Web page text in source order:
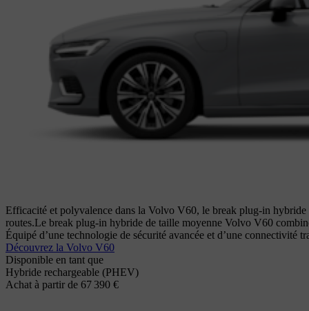
Efficacité et polyvalence dans la Volvo V60, le break plug-in
routes.Le break plug-in hybride de taille moyenne Volvo V60
Équipé d’une technologie de sécurité avancée et d’une connectivité
Découvrez la Volvo V60
Disponible en tant que
Hybride rechargeable (PHEV)
Achat à partir de 67 390 €